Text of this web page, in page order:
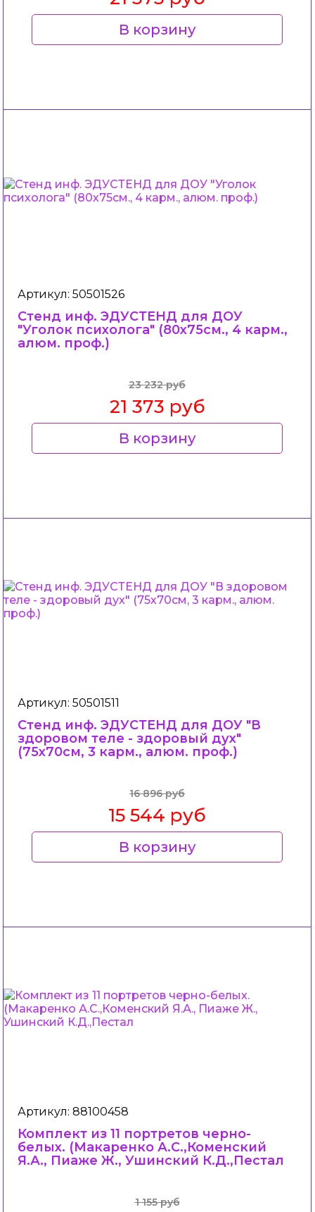
В корзину
Артикул: 50501526
Стенд инф. ЭДУСТЕНД для ДОУ
"Уголок психолога" (80х75см., 4 карм.,
алюм. проф.)
23 232 руб
21 373 руб
В корзину
Артикул: 50501511
Стенд инф. ЭДУСТЕНД для ДОУ "В
здоровом теле - здоровый дух"
(75х70см, 3 карм., алюм. проф.)
16 896 руб
15 544 руб
В корзину
Артикул: 88100458
Комплект из 11 портретов черно-
белых. (Макаренко А.С.,Коменский
Я.А., Пиаже Ж., Ушинский К.Д.,Пестал
1 155 руб